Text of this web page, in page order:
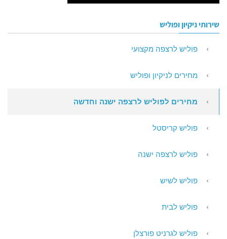
שירותי ניקיון ופוליש
פוליש לרצפה מקצועי
מחירים לניקיון ופוליש
מחירים לפוליש לרצפה ישנה וחדשה
פוליש קריסטל
פוליש לרצפה ישנה
פוליש לשיש
פוליש לבית
פוליש לגרניט פורצלן